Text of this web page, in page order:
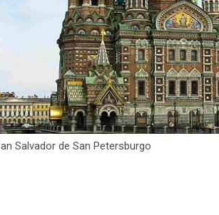
Salvador de San Petersburgo